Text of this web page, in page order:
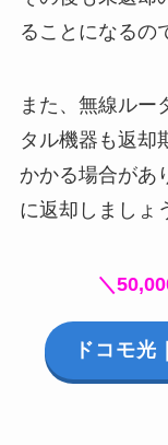
ることになるの
また、無線ルー
タル機器も返却
かかる場合があ
に返却しましょ
＼
ドコモ